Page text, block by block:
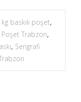
baskılı poşet,
Poşet Trabzon,
, Serigrafi